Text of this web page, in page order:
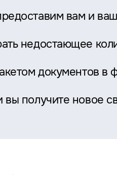
вам и
недостающее
документов
получите новое